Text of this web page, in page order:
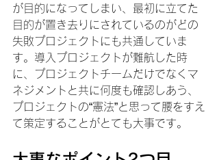
が目的になってしまい、最初に立てた
目的が置き去りにされているのがどの
失敗プロジェクトにも共通していま
す。導入プロジェクトが難航した時
に、プロジェクトチームだけでなくマ
ネジメントと共に何度も確認しあう、
プロジェクトの“憲法”と思って腰をすえ
て策定することがとても大事です。